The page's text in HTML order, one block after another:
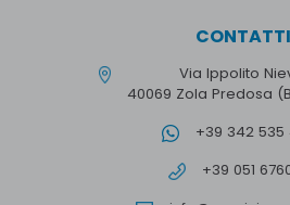
CONTATTI
Via Ippolito
40069 Zola Predosa
+39 342 535
+39 051